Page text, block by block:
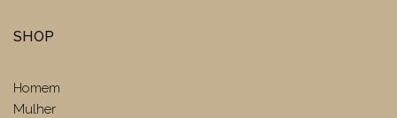
SHOP
Homem
Mulher